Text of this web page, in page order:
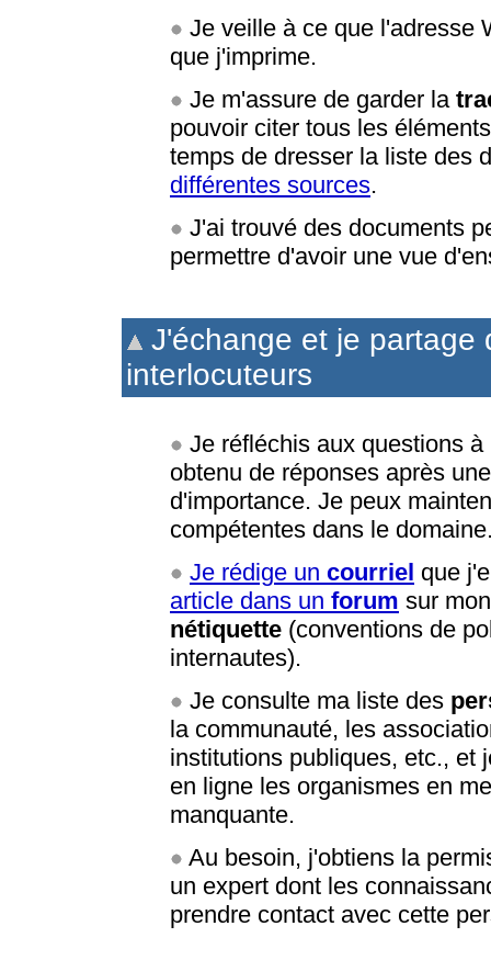
Je veille à ce que l'adresse
que j'imprime.
Je m'assure de garder la
pouvoir citer tous les
temps de dresser la liste des
différentes sources.
J'ai trouvé des documents
permettre d'avoir une vue
J'échange et je partage
interlocuteurs
Je réfléchis aux questions
obtenu de réponses après
d'importance. Je peux
compétentes dans le
Je rédige un courriel que
article dans un forum sur
nétiquette (conventions de
internautes).
Je consulte ma liste des
la communauté, les
institutions publiques, etc., et
en ligne les organismes en
manquante.
Au besoin, j'obtiens la
un expert dont les
prendre contact avec cette